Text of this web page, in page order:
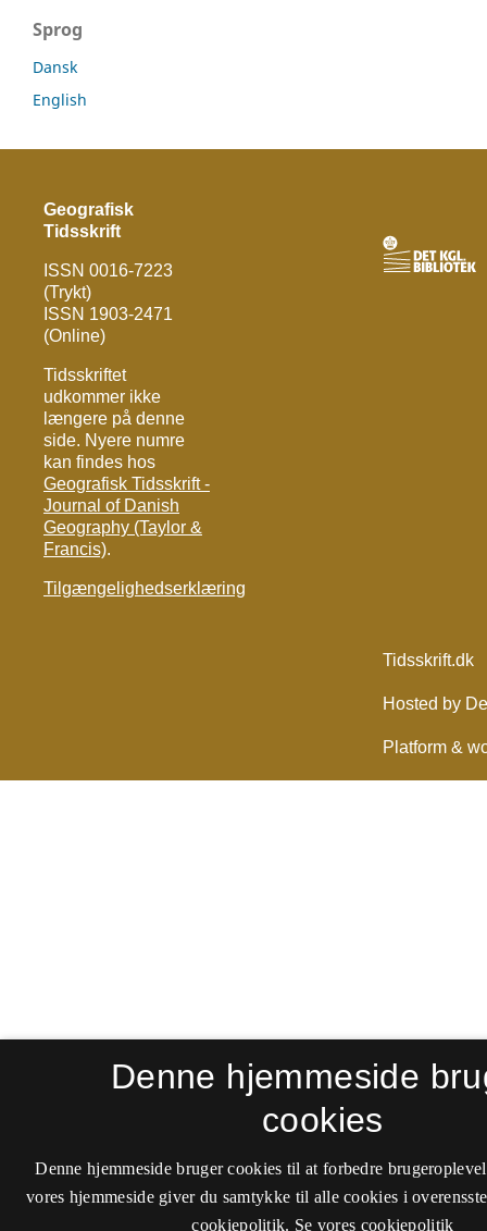
Sprog
Dansk
English
Geografisk
Tidsskrift
ISSN 0016-7223
(Trykt)
ISSN 1903-2471
(Online)
Tidsskriftet
udkommer ikke
længere på denne
side. Nyere numre
kan findes hos
Geografisk Tidsskrift -
Journal of Danish
Geography (Taylor &
Francis).
Tilgængelighedserklæring
Denne hjemmeside
cookies
Denne hjemmeside bruger cookies til at forbedre
vores hjemmeside giver du samtykke til alle cookies i
cookiepolitik. Se vores cookiepolitik